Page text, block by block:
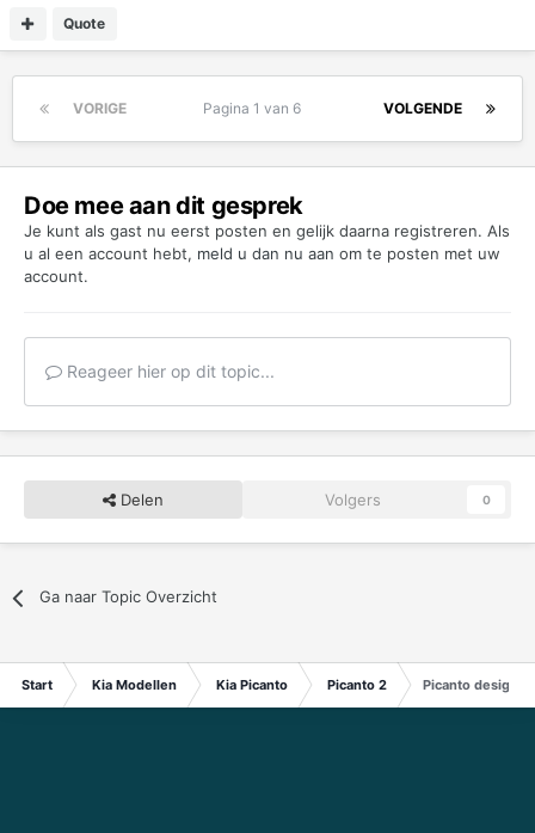
Quote
VORIGE VOLGENDE
Pagina 1 van 6
Doe mee aan dit gesprek
Je kunt als gast nu eerst posten en gelijk daarna registreren. Als
u al een account hebt, meld u dan nu aan om te posten met uw
account.
Reageer hier op dit topic...
Delen Volgers 0
Ga naar Topic Overzicht
Start Kia Modellen Kia Picanto Picanto 2 Picanto design